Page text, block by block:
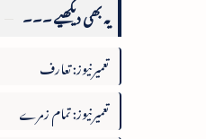
یہ بھی دیکھیے ۔۔۔
تعمیرنیوز: تعارف
تعمیرنیوز: تمام زمرے